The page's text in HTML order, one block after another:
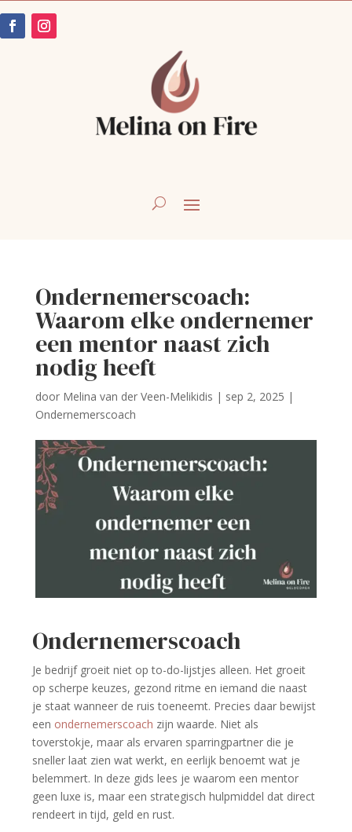
Ondernemerscoach:
Waarom elke ondernemer
een mentor naast zich
nodig heeft
door Melina van der Veen-Melikidis | sep 2, 2025 |
Ondernemerscoach
Ondernemerscoach
Je bedrijf groeit niet op to-do-lijstjes alleen. Het groeit
op scherpe keuzes, gezond ritme en iemand die naast
je staat wanneer de ruis toeneemt. Precies daar bewijst
een ondernemerscoach zijn waarde. Niet als
toverstokje, maar als ervaren sparringpartner die je
sneller laat zien wat werkt, en eerlijk benoemt wat je
belemmert. In deze gids lees je waarom een mentor
geen luxe is, maar een strategisch hulpmiddel dat direct
rendeert in tijd, geld en rust.